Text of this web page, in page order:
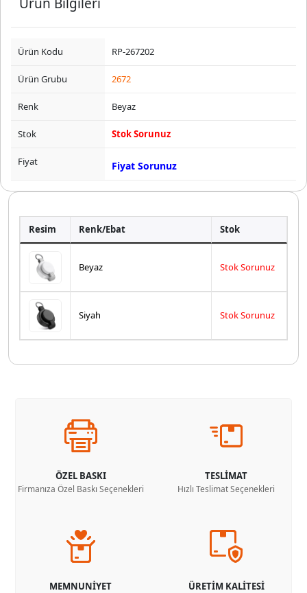
Ürün Kodu RP-267202
Ürün Grubu 2672
Renk Beyaz
Stok Stok Sorunuz
Fiyat Fiyat Sorunuz
Resim Renk/Ebat Stok
Beyaz Stok Sorunuz
Siyah Stok Sorunuz
ÖZEL BASKI
Firmanıza Özel Baskı Seçenekleri
TESLİMAT
Hızlı Teslimat Seçenekleri
MEMNUNİYET ÜRETİM KALİTESİ